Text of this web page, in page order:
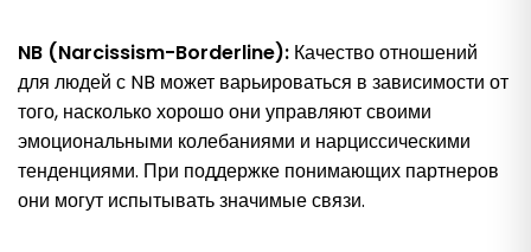
NB (Narcissism-Borderline): Качество отношений
для людей с NB может варьироваться в зависимости от
того, насколько хорошо они управляют своими
эмоциональными колебаниями и нарциссическими
тенденциями. При поддержке понимающих партнеров
они могут испытывать значимые связи.